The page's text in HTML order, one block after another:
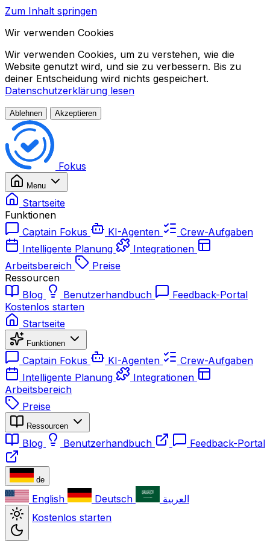
Zum Inhalt springen
Wir verwenden Cookies
Wir verwenden Cookies, um zu verstehen, wie die
Website genutzt wird, und sie zu verbessern. Bis zu
deiner Entscheidung wird nichts gespeichert.
Datenschutzerklärung lesen
Ablehnen Akzeptieren
Fokus
Menu
Startseite
Funktionen
Captain Fokus
KI-Agenten
Crew-Aufgaben
Intelligente Planung
Integrationen
Arbeitsbereich
Preise
Ressourcen
Blog
Benutzerhandbuch
Feedback-Portal
Kostenlos starten
Startseite
Funktionen
Captain Fokus KI-Agenten
Crew-Aufgaben
Intelligente Planung
Integrationen
Arbeitsbereich
Preise
Ressourcen
Blog Benutzerhandbuch Feedback-Portal
de
English Deutsch
العربية
Kostenlos starten